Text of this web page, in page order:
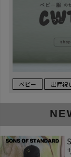
ベビー 出産祝